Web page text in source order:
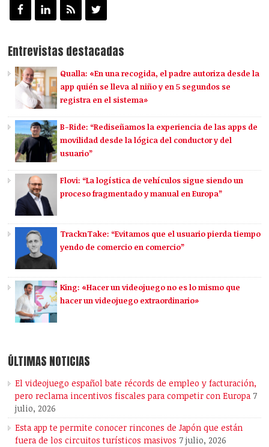
Entrevistas destacadas
Qualla: «En una recogida, el padre autoriza desde la
app quién se lleva al niño y en 5 segundos se
registra en el sistema»
B-Ride: “Rediseñamos la experiencia de las apps de
movilidad desde la lógica del conductor y del
usuario”
Flovi: “La logística de vehículos sigue siendo un
proceso fragmentado y manual en Europa”
TracknTake: “Evitamos que el usuario pierda tiempo
yendo de comercio en comercio”
King: «Hacer un videojuego no es lo mismo que
hacer un videojuego extraordinario»
ÚLTIMAS NOTICIAS
El videojuego español bate récords de empleo y facturación,
pero reclama incentivos fiscales para competir con Europa 7
julio, 2026
Esta app te permite conocer rincones de Japón que están
fuera de los circuitos turísticos masivos 7 julio, 2026